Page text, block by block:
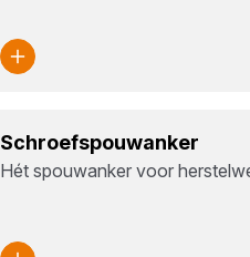
Schroefspouw­an­ker
Hét spouwanker voor